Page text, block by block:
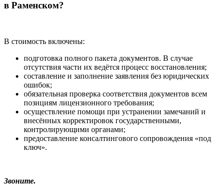
в Раменском?
В стоимость включены:
подготовка полного пакета документов. В случае
отсутствия части их ведётся процесс восстановления;
составление и заполнение заявления без юридических
ошибок;
обязательная проверка соответствия документов всем
позициям лицензионного требования;
осуществление помощи при устранении замечаний и
внесённых корректировок государственными,
контролирующими органами;
предоставление консалтингового сопровождения «под
ключ».
Звоните.